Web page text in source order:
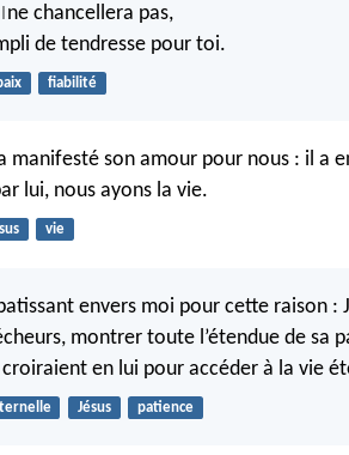
ne chancellera pas,
de tendresse pour toi.
fiabilité
manifesté son amour pour nous : il a
lui, nous ayons la vie.
vie
envers moi pour cette raison :
montrer toute l’étendue de sa
croiraient en lui pour accéder à la vie
Jésus patience